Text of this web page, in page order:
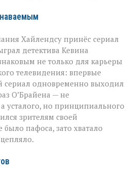
Хайлендсу принёс сериал
детектива Кевина
не только для карьеры
телевидения: впервые
сериал одновременно выходил
О’Брайена — не
усталого, но принципиального
зрителям своей
пафоса, зато хватало